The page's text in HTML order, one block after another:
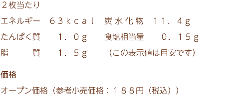
２枚当たり
エネルギー ６３ｋｃａｌ 炭 水 化 物 １１．４ｇ
たんぱく質 １．０ｇ 食塩相当量 ０．１５ｇ
脂 質 １．５ｇ （この表示値は目安です）
価格
オープン価格（参考小売価格：１８８円（税込））